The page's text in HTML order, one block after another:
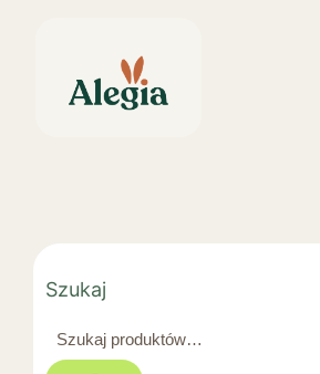
Szukaj